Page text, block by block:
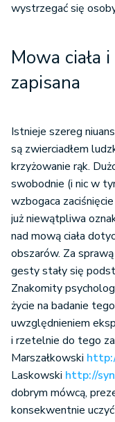
wystrzegać się
Mowa ciała
zapisana
Istnieje szereg
są zwierciadłem
krzyżowanie rąk.
swobodnie (i nic w
wzbogaca
już niewątpliwa
nad mową ciała
obszarów. Za
gesty stały się
Znakomity
życie na badanie
uwzględnieniem
i rzetelnie do tego
Marszałkowski
Laskowski http://
dobrym mówcą,
konsekwentnie